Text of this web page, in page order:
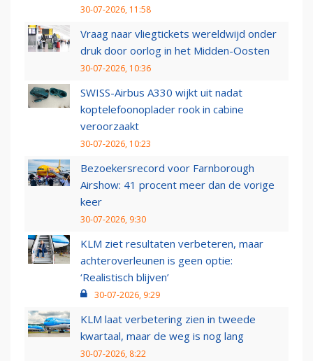
30-07-2026, 11:58
Vraag naar vliegtickets wereldwijd onder
druk door oorlog in het Midden-Oosten
30-07-2026, 10:36
SWISS-Airbus A330 wijkt uit nadat
koptelefoonoplader rook in cabine
veroorzaakt
30-07-2026, 10:23
Bezoekersrecord voor Farnborough
Airshow: 41 procent meer dan de vorige
keer
30-07-2026, 9:30
KLM ziet resultaten verbeteren, maar
achteroverleunen is geen optie:
‘Realistisch blijven’
30-07-2026, 9:29
KLM laat verbetering zien in tweede
kwartaal, maar de weg is nog lang
30-07-2026, 8:22